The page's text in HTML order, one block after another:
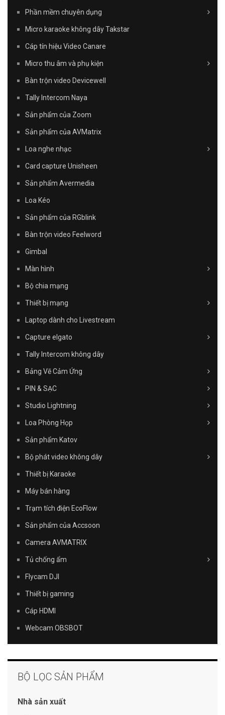
Phần mềm chuyên dụng
Micro karaoke không dây Takstar
Cáp tín hiệu Video Canare
Micro thu âm và phụ kiện
Bàn trộn video Devicewell
Tally Intercom Naya
Sản phẩm của Zoom
Sản phẩm của AVMatrix
Loa nghe nhạc
Card capture Unisheen
Sản phẩm Avermedia
Loa Kéo
Sản phẩm của RGblink
Bàn trộn video Feelword
Gimbal
Màn hình
Bộ chia mạng
Thiết bị mạng
Laptop dành cho Livestream
Capture elgato
Tally Intercom không dây
Bảng Vẽ Cảm Ứng
PIN & SẠC
Studio Lightning
Loa Phòng Họp
Sản phẩm Katov
Bộ phát video không dây
Thiết bị Karaoke
Máy bán hàng
Trạm tích điện EcoFlow
Sản phẩm của Accsoon
Camera AVMATRIX
Tủ chống ẩm
Flycam DJI
Thiết bị gaming
Cáp HDMI
Webcam OBSBOT
BỘ LỌC SẢN PHẨM
Nhà sản xuất